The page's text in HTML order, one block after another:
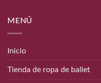
MENÚ
Inicio
Tienda de ropa de ballet